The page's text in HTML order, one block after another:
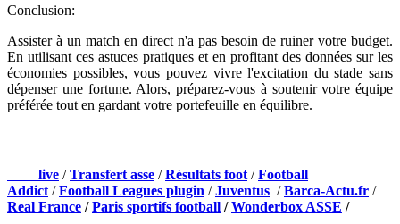
Conclusion:
Assister à un match en direct n'a pas besoin de ruiner votre budget.
En utilisant ces astuces pratiques et en profitant des données sur les
économies possibles, vous pouvez vivre l'excitation du stade sans
dépenser une fortune. Alors, préparez-vous à soutenir votre équipe
préférée tout en gardant votre portefeuille en équilibre.
live /Transfert asse /Résultats foot /Football
Addict /Football Leagues plugin /Juventus /Barca-Actu.fr /
Real France /Paris sportifs football /Wonderbox ASSE /